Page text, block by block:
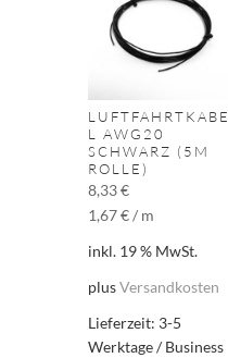
LUFTFAHRTKABE
L AWG20
SCHWARZ (5M
ROLLE)
8,33€
1,67€/ m
inkl. 19 % MwSt.
plusVersandkosten
Lieferzeit: 3-5
Werktage / Business